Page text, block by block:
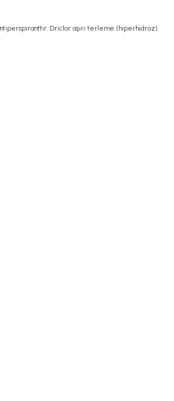
Driclor aşırı terleme (hiperhidroz)